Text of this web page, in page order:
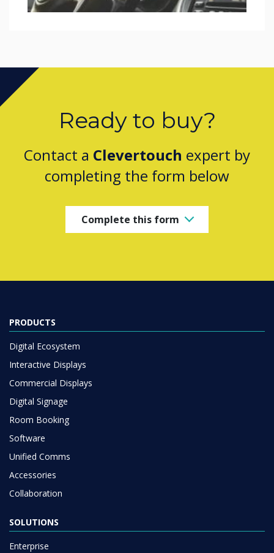
Ready to buy?
Contact a Clevertouch expert by
completing the form below
Complete this form
PRODUCTS
Digital Ecosystem
Interactive Displays
Commercial Displays
Digital Signage
Room Booking
Software
Unified Comms
Accessories
Collaboration
SOLUTIONS
Enterprise